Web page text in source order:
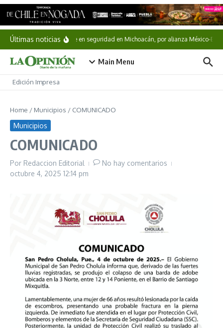
Saltar al contenido
Últimas noticiasAvance en seguridad en Michoacán, por alianza México-
Main Menu
Edición Impresa
Home / Municipios / COMUNICADO
Municipios
COMUNICADO
Por Redaccion Editorial
No hay comentarios
octubre 4, 2025 12:14 pm